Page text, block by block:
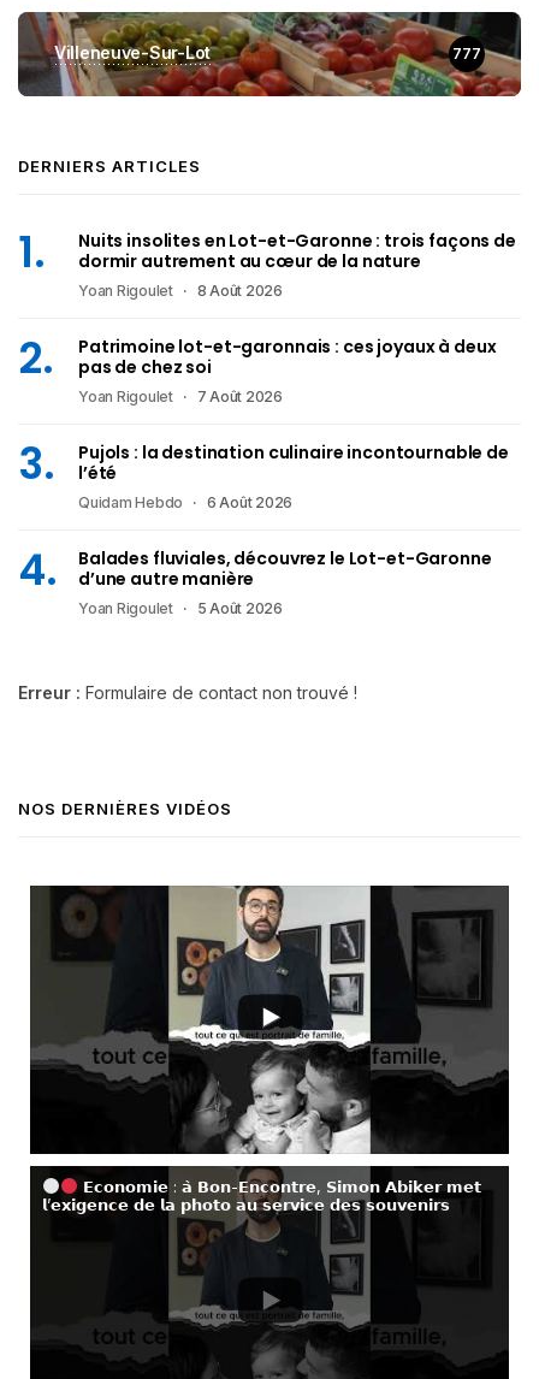
Villeneuve-Sur-Lot 777
DERNIERS ARTICLES
Nuits insolites en Lot-et-Garonne : trois façons de
dormir autrement au cœur de la nature
Yoan Rigoulet 8 Août 2026
Patrimoine lot-et-garonnais : ces joyaux à deux
pas de chez soi
Yoan Rigoulet 7 Août 2026
Pujols : la destination culinaire incontournable de
l’été
Quidam Hebdo 6 Août 2026
Balades fluviales, découvrez le Lot-et-Garonne
d’une autre manière
Yoan Rigoulet 5 Août 2026
Erreur : Formulaire de contact non trouvé !
NOS DERNIÈRES VIDÉOS
𝗘𝗰𝗼𝗻𝗼𝗺𝗶𝗲 : 𝗮̀ 𝗕𝗼𝗻-𝗘𝗻𝗰𝗼𝗻𝘁𝗿𝗲, 𝗦𝗶𝗺𝗼𝗻 𝗔𝗯𝗶𝗸𝗲𝗿 𝗺𝗲𝘁
𝗹’𝗲𝘅𝗶𝗴𝗲𝗻𝗰𝗲 𝗱𝗲 𝗹𝗮 𝗽𝗵𝗼𝘁𝗼 𝗮𝘂 𝘀𝗲𝗿𝘃𝗶𝗰𝗲 𝗱𝗲𝘀 𝘀𝗼𝘂𝘃𝗲𝗻𝗶𝗿𝘀